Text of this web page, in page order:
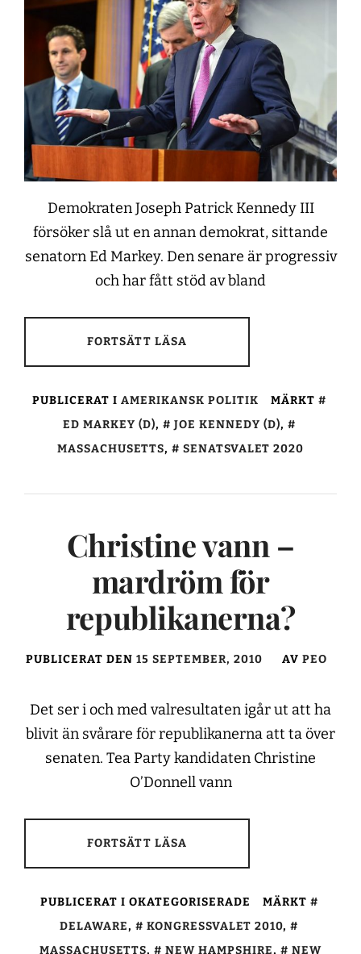
Demokraten Joseph Patrick Kennedy III
försöker slå ut en annan demokrat, sittande
senatorn Ed Markey. Den senare är progressiv
och har fått stöd av bland
FORTSÄTT LÄSA
PUBLICERAT I AMERIKANSK POLITIK
MÄRKT
ED MARKEY (D), JOE KENNEDY (D),
MASSACHUSETTS, SENATSVALET 2020
Christine vann –
mardröm för
republikanerna?
PUBLICERAT DEN 15 SEPTEMBER, 2010 AV PEO
Det ser i och med valresultaten igår ut att ha
blivit än svårare för republikanerna att ta över
senaten. Tea Party kandidaten Christine
O’Donnell vann
FORTSÄTT LÄSA
PUBLICERAT I OKATEGORISERADE
MÄRKT
DELAWARE, KONGRESSVALET 2010,
MASSACHUSETTS, NEW HAMPSHIRE, NEW